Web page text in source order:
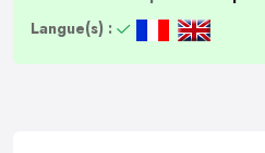
Langue(s) :